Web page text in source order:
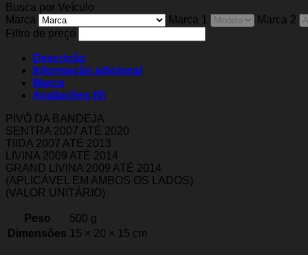
Busca por Veículo
Marca
Marca 1
Marca 2
Filtro de preço
Descrição
Informação adicional
Marca
Avaliações (0)
PIVÔ DA BANDEJA
SENTRA 2007 ATÉ 2020
TIIDA 2007 ATÉ 2013
LIVINA 2009 ATÉ 2014
GRAND LIVINA 2009 ATÉ 2014
(APLICÁVEL EM AMBOS OS LADOS)
(VALOR UNITÁRIO)
Peso
500 g
Dimensões 15 × 20 × 15 cm